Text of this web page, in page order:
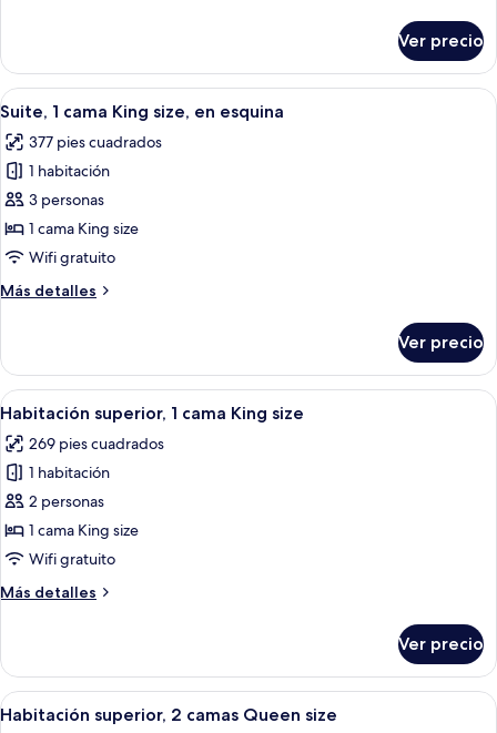
Room
Ver precio
Abrir
todas
las
fotos
de
Suite,
1
King
esquina
Una habitación de hotel moderna
7
Suite, 1 cama King size, en esquina
377 pies cuadrados
1 habitación
3 personas
1 cama King size
Wifi gratuito
Más detalles
Más
1
cama
King
en
esquina
Ver precio
Abrir
todas
las
fotos
de
Habitación
superior,
cama
Habitación de hotel con cama,
6
Habitación superior, 1 cama King size
269 pies cuadrados
1 habitación
2 personas
1 cama King size
Wifi gratuito
Más detalles
Más
superior,
cama
Ver precio
Abrir
todas
Habitación de hotel con dos camas,
9
Habitación superior, 2 camas Queen size